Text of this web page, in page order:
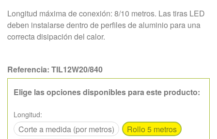
Longitud máxima de conexión: 8/10 metros. Las tiras LED
deben instalarse dentro de perfiles de aluminio para una
correcta disipación del calor.
Referencia: TIL12W20/840
Elige las opciones disponibles para este producto:
Longitud:
Corte a medida (por metros)
Rollo 5 metros